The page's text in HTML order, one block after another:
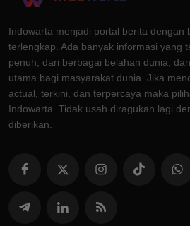
Indowarta menjadi portal berita dengan
terlengkap. Ada banyak informasi yang
penuh, dari berbagai belahan dunia,
utama bagi masyarakat dunia. Jika
actual, terkini, dan terpercaya maka
Indowarta. Tidak usah diragukan lagi
diberikan.